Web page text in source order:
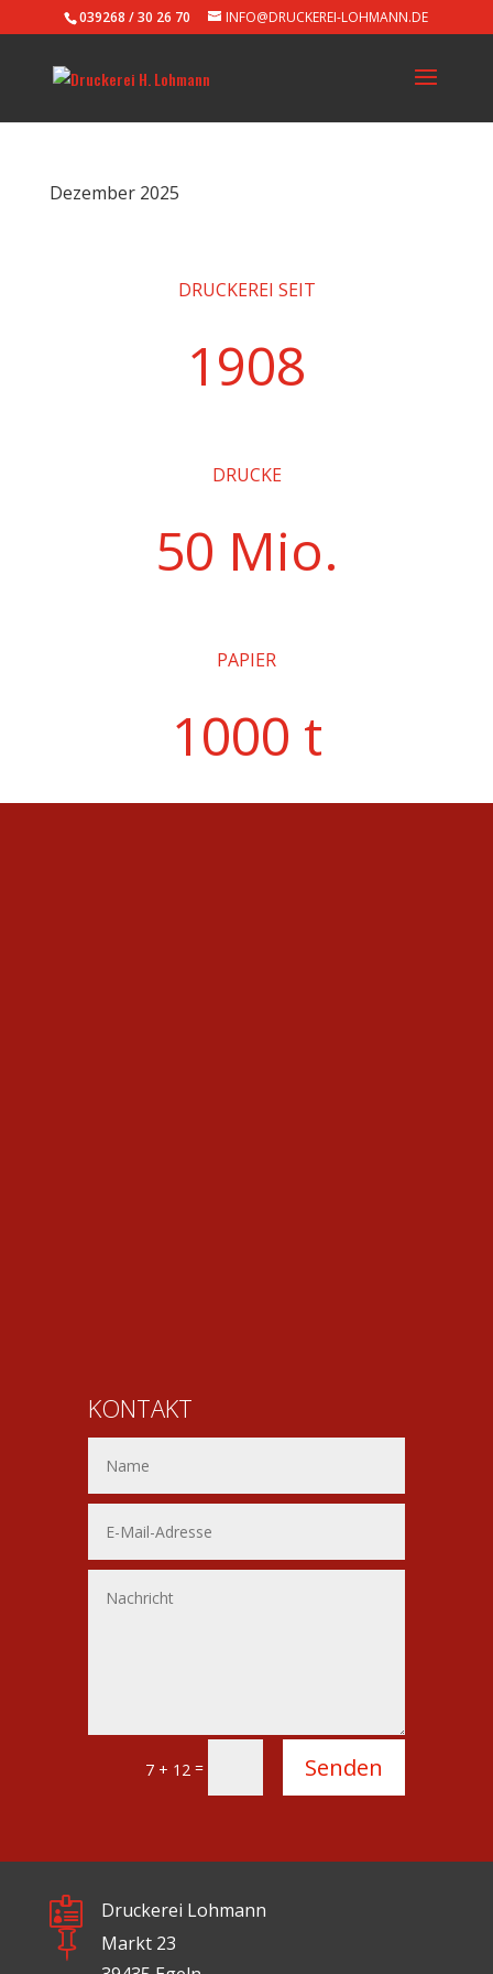
039268 / 30 26 70 INFO@DRUCKEREI-LOHMANN.DE
Dezember 2025
DRUCKEREI SEIT
1908
DRUCKE
50 Mio.
PAPIER
1000 t
KONTAKT
7 + 12 = Senden
 Druckerei Lohmann

Markt 23